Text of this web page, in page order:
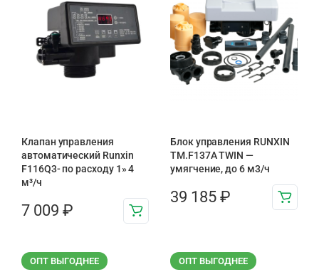
Клапан управления
автоматический Runxin
F116Q3- по расходу 1» 4
м³/ч
7 009 ₽
Блок управления RUNXIN
TM.F137A TWIN —
умягчение, до 6 м3/ч
39 185 ₽
ОПТ ВЫГОДНЕЕ ОПТ ВЫГОДНЕЕ